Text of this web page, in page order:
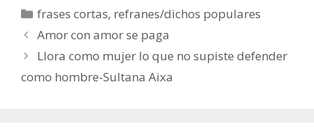
Categorías
frases cortas, refranes/dichos populares
Amor con amor se paga
Llora como mujer lo que no supiste defender
como hombre-Sultana Aixa